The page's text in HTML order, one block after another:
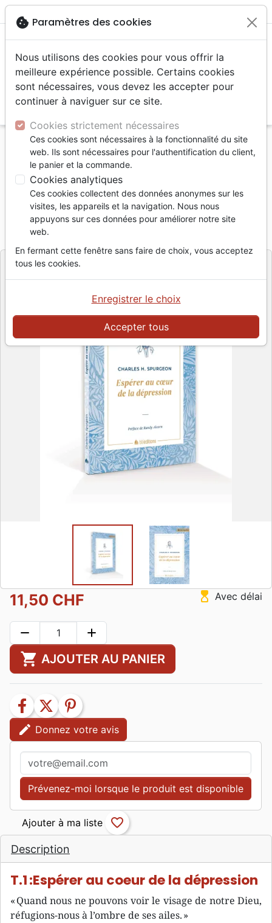
menu
Accueil Livres
Edification
Espérer au coeur de la dépression
Espérer au coeur de la dépression
Charles Haddon Spurgeon
RéférenceBLF7144 EAN9782386571442
Editeur BLF
Description
T.1 :Espérer au coeur de la dépression
« Quand nous ne pouvons voir le visage de notre Dieu,
réfugions-nous à l’ombre de ses ailes. »
11,50 CHF hourglass_top Avec délai
remove add
shopping_cart AJOUTER AU PANIER
facebook twitter
pinterest
edit Donnez votre avis
Prévenez-moi lorsque le produit est disponible
favorite_border
cookie Paramètres des cookies
Nous utilisons des cookies pour vous offrir la
meilleure expérience possible. Certains cookies
sont nécessaires, vous devez les accepter pour
continuer à naviguer sur ce site.
Cookies strictement nécessaires
Ces cookies sont nécessaires à la fonctionnalité du site
web. Ils sont nécessaires pour l'authentification du client,
le panier et la commande.
Cookies analytiques
Ces cookies collectent des données anonymes sur les
visites, les appareils et la navigation. Nous nous
appuyons sur ces données pour améliorer notre site
web.
En fermant cette fenêtre sans faire de choix, vous acceptez
tous les cookies.
Accepter tous
Enregistrer le choix